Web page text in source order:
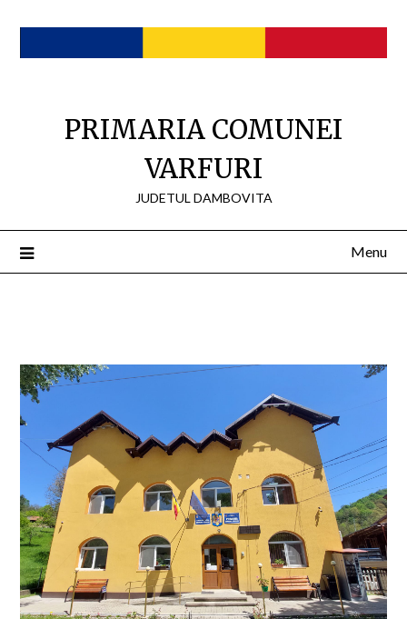
content
PRIMARIA COMUNEI
VARFURI
JUDETUL DAMBOVITA
Menu